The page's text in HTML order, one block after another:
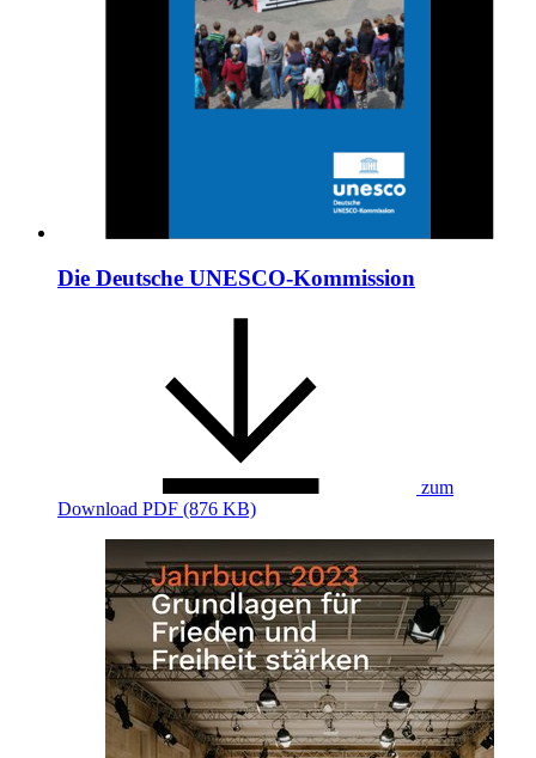
Die Deutsche UNESCO-Kommission
zum
Download PDF (876 KB)